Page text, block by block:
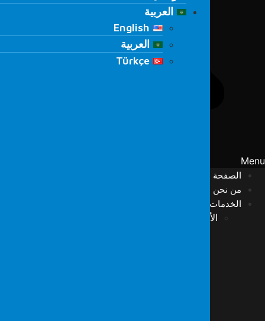
الصفحة الرئيسية
من نحن
الخدمات
الأمن السيبراني
English
العربية
Türkçe
العربية
English
العربية
Türkçe